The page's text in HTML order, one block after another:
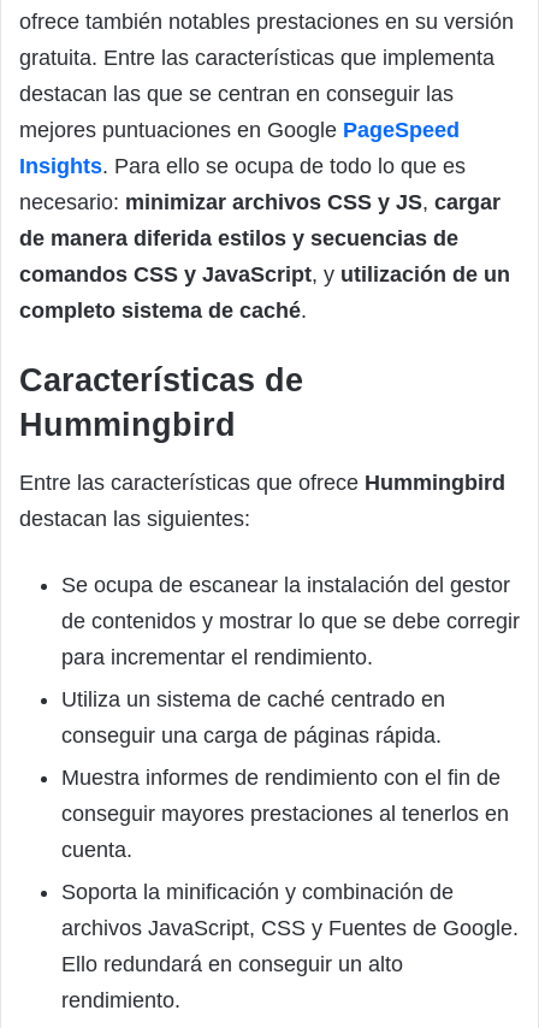
ofrece también notables prestaciones en su versión
gratuita. Entre las características que implementa
destacan las que se centran en conseguir las
mejores puntuaciones en Google PageSpeed
Insights. Para ello se ocupa de todo lo que es
necesario: minimizar archivos CSS y JS, cargar
de manera diferida estilos y secuencias de
comandos CSS y JavaScript, y utilización de un
completo sistema de caché.
Características de
Hummingbird
Entre las características que ofrece Hummingbird
destacan las siguientes:
Se ocupa de escanear la instalación del gestor
de contenidos y mostrar lo que se debe corregir
para incrementar el rendimiento.
Utiliza un sistema de caché centrado en
conseguir una carga de páginas rápida.
Muestra informes de rendimiento con el fin de
conseguir mayores prestaciones al tenerlos en
cuenta.
Soporta la minificación y combinación de
archivos JavaScript, CSS y Fuentes de Google.
Ello redundará en conseguir un alto
rendimiento.